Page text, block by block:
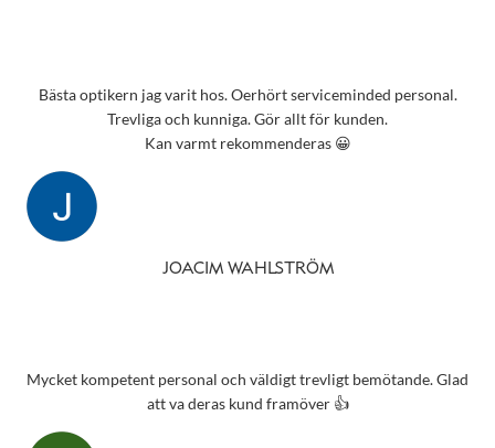
Bästa optikern jag varit hos. Oerhört serviceminded personal.
Trevliga och kunniga. Gör allt för kunden.
Kan varmt rekommenderas 😀
JOACIM WAHLSTRÖM
Mycket kompetent personal och väldigt trevligt bemötande. Glad
att va deras kund framöver 👍